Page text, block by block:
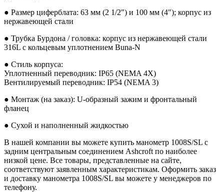
● Размер циферблата: 63 мм (2 1/2") и 100 мм (4"); корпус из
нержавеющей стали
● Трубка Бурдона / головка: корпус из нержавеющей стали
316L с кольцевым уплотнением Buna-N
● Стиль корпуса:
Уплотненный переводник: IP65 (NEMA 4X)
Вентилируемый переводник: IP54 (NEMA 3)
● Монтаж (на заказ): U-образный зажим и фронтальный
фланец
● Сухой и наполненный жидкостью
В нашей компании вы можете купить манометр 1008S/SL с
задним центральным соединением Ashcroft по наиболее
низкой цене. Все товары, представленные на сайте,
соответствуют заявленным характеристикам. Оформить заказ
и доставку манометра 1008S/SL вы можете у менеджеров по
телефону.